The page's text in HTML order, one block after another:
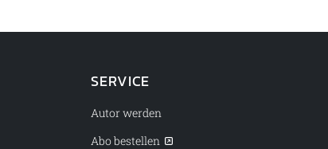
SERVICE
Autor werden
Abo bestellen